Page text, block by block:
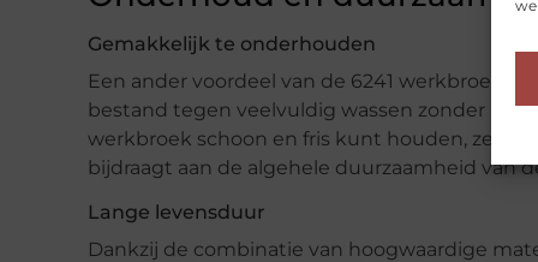
Gemakkelijk te onderhouden
Een ander voordeel van de 6241 werkbroek
bestand tegen veelvuldig wassen zonder
werkbroek schoon en fris kunt houden, zelfs
bijdraagt aan de algehele duurzaamheid van
Lange levensduur
Dankzij de combinatie van hoogwaardige